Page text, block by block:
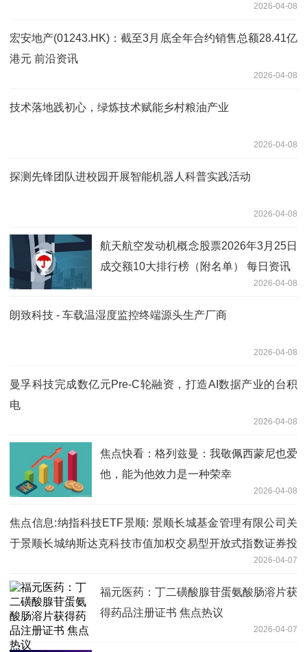
2026-04-08
宏安地产(01243.HK)：截至3月底全年合约销售总额28.41亿
港元 前沿资讯
2026-04-08
技术落地践初心，绿炼技术赋能乡村粮油产业
2026-04-08
探测先锋团队进校园开展智能机器人科普实践活动
2026-04-08
航天航空发动机概念股票2026年3月25日
成交额10大排行榜（附名单） 每日资讯
2026-04-08
朗致科技 - 车载温湿度监控终端源头生产厂商
2026-04-08
曼孚科技完成数亿元Pre-C轮融资，打造AI数据产业的台积
电
2026-04-08
焦点快看：格列兹曼：我敬佩西蒙尼也爱
他，能为他效力是一种荣幸
2026-04-08
焦点信息:纳指科技ETF景顺: 景顺长城基金管理有限公司关
于景顺长城纳斯达克科技市值加权交易型开放式指数证券投
资基金（QDII）二级市场交易价格溢价风险提示及停牌公告
2026-04-07
福元医药：丁二磺酸腺苷蛋氨酸肠溶片获
得药品注册证书 焦点热议
2026-04-07